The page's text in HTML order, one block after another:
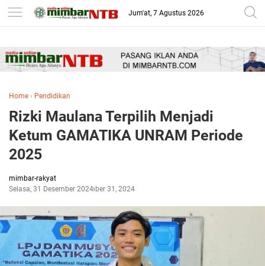
-->
Jum'at, 7 Agustus 2026
Home › Pendidikan
Rizki Maulana Terpilih Menjadi
Ketum GAMATIKA UNRAM Periode
2025
mimbar-rakyat
Selasa, 31 Desember 2024Desember 31, 2024